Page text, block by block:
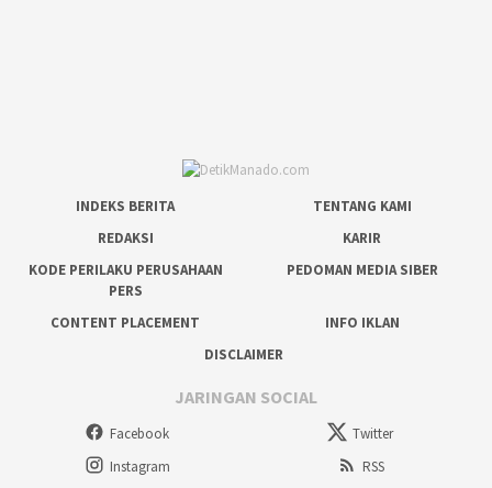
INDEKS BERITA
TENTANG KAMI
REDAKSI
KARIR
KODE PERILAKU PERUSAHAAN
PERS
PEDOMAN MEDIA SIBER
CONTENT PLACEMENT
INFO IKLAN
DISCLAIMER
JARINGAN SOCIAL
Facebook
Twitter
Instagram
RSS